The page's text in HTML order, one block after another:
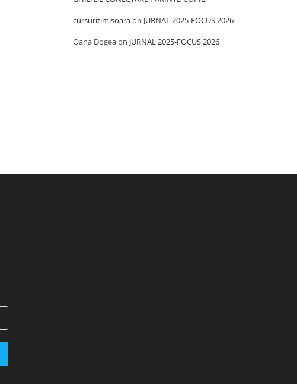
cursuritimisoaraon JURNAL 2025-FOCUS 2026
Oana Dogeaon JURNAL 2025-FOCUS 2026